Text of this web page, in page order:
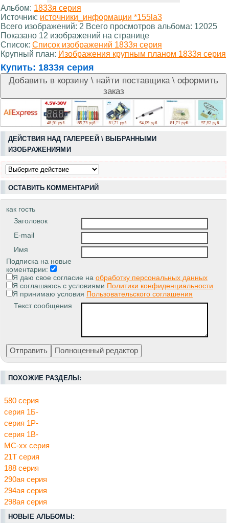
Альбом: 1833я серия
Источник: источники_информации *155la3
Всего изображений: 2 Всего просмотров альбома: 12025
Показано 12 изображений на странице
Список: Список изображений 1833я серия
Крупный план: Изображения крупным планом 1833я серия
Купить: 1833я серия
ДЕЙСТВИЯ НАД ГАЛЕРЕЕЙ \ ВЫБРАННЫМИ
ИЗОБРАЖЕНИЯМИ
ОСТАВИТЬ КОММЕНТАРИЙ
как гость
Заголовок
E-mail
Имя
Подписка на новые
коментарии:
Я даю свое согласие на обработку персональных данных
Я соглашаюсь с условиями Политики конфиденциальности
Я принимаю условия Пользовательского соглашения
Текст сообщения
ПОХОЖИЕ РАЗДЕЛЫ:
580 серия
серия 1Б-
серия 1Р-
серия 1В-
МС-хх серия
21Т серия
188 серия
290ая серия
294ая серия
298ая серия
НОВЫЕ АЛЬБОМЫ: